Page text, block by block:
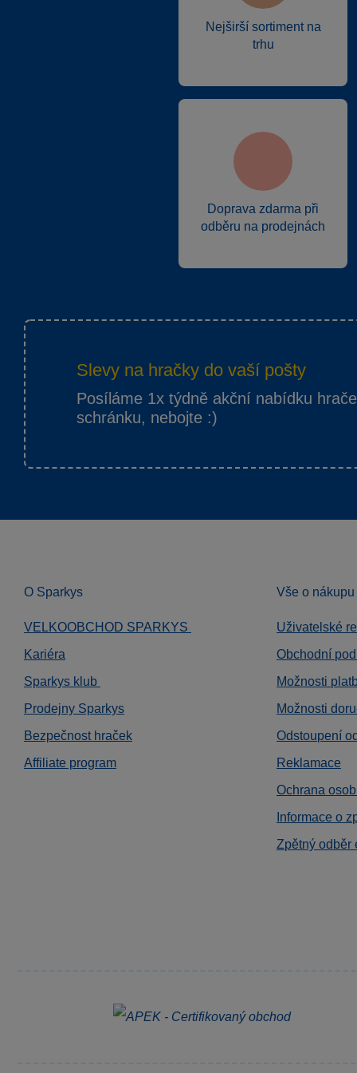
Nejširší sortiment na
trhu
Doprava zdarma při
odběru na prodejnách
Slevy na hračky do vaší pošty
Posíláme 1x týdně akční nabídku
schránku, nebojte :)
O Sparkys
VELKOOBCHOD SPARKYS
Kariéra
Sparkys klub
Prodejny Sparkys
Bezpečnost hraček
Affiliate program
Vše o nákupu
Uživatelské
Obchodní
Možnosti
Možnosti
Odstoupení
Reklamace
Ochrana
Informace o
Zpětný odběr